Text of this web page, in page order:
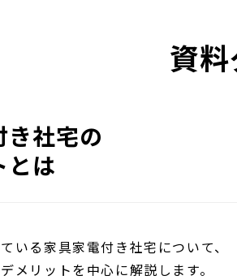
資
社宅の
とは
いる家具家電付き社宅について、
メリットを中心に解説します。